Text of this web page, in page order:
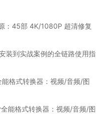
：45部 4K/1080P 超清修复
装到实战案例的全链路使用指
格式转换器：视频/音频/图
能格式转换器：视频/音频/图